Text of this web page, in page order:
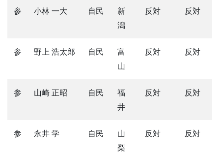
参 小林 一大 自民
新
潟
反対 反対
参 野上 浩太郎 自民
富
山
反対 反対
参 山崎 正昭 自民
福
井
反対 反対
参 永井 学 自民
山
梨
反対 反対